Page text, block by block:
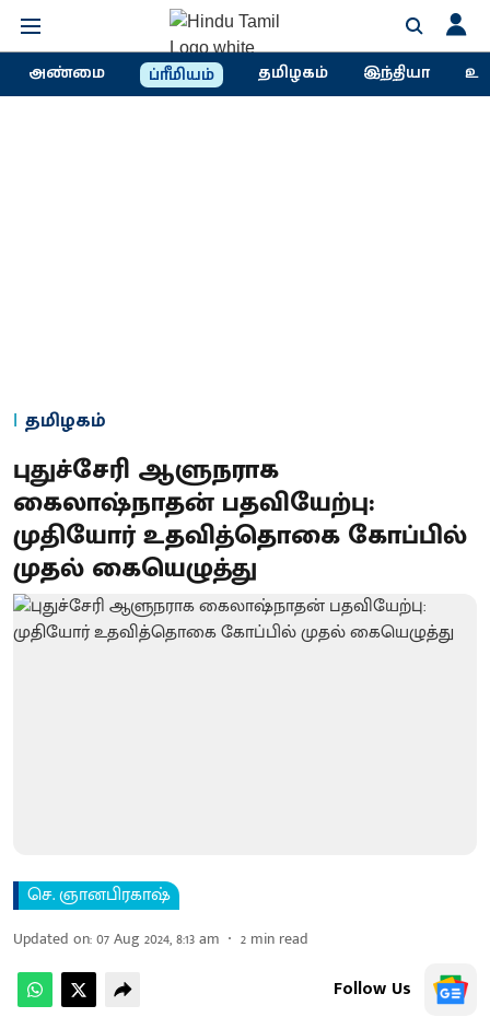
அண்மை ப்ரீமியம் தமிழகம் இந்தியா
தமிழகம்
புதுச்சேரி ஆளுநராக
கைலாஷ்நாதன் பதவியேற்பு:
முதியோர் உதவித்தொகை கோப்பில்
முதல் கையெழுத்து
செ. ஞானபிரகாஷ்
Updated on:07 Aug 2024, 8:13 am 2 min read
Follow Us